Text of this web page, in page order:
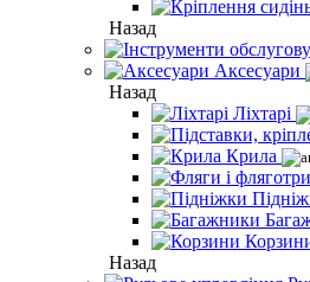
Назад
Аксесуари
Назад
Ліхтарі
Крила
Назад